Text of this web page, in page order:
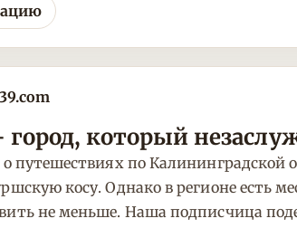
который
о путешествиях по Калининградской
косу. Однако в регионе есть
не меньше. Наша подписчица